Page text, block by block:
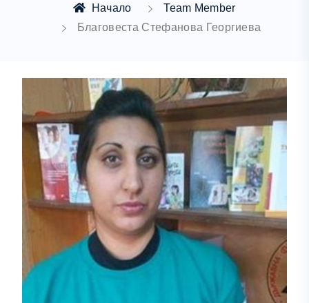
Начало
Team Member
Благовеста Стефанова Георгиева